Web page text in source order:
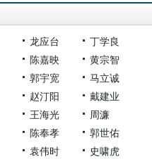
龙应台
丁学良
陈嘉映
黄宗智
郭宇宽
马立诚
赵汀阳
戴建业
王海光
周濂
陈奉孝
郭世佑
袁伟时
史啸虎